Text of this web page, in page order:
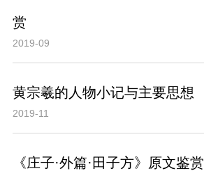
赏
2019-09
黄宗羲的人物小记与主要思想
2019-11
《庄子·外篇·田子方》原文鉴赏